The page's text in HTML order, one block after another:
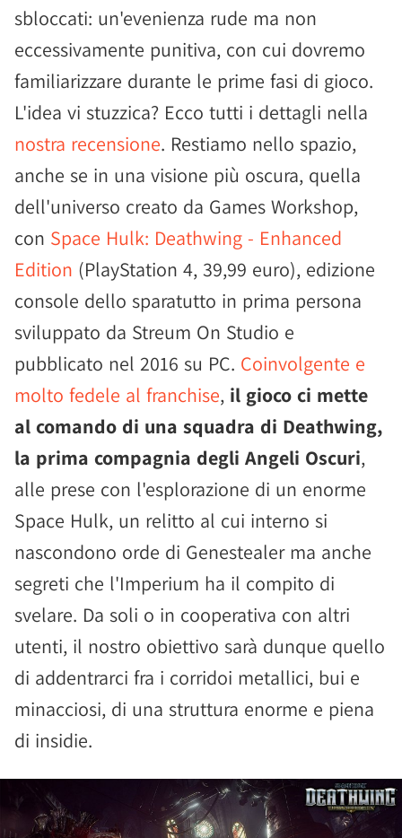
sbloccati: un'evenienza rude ma non
eccessivamente punitiva, con cui dovremo
familiarizzare durante le prime fasi di gioco.
L'idea vi stuzzica? Ecco tutti i dettagli nella
nostra recensione. Restiamo nello spazio,
anche se in una visione più oscura, quella
dell'universo creato da Games Workshop,
con Space Hulk: Deathwing - Enhanced
Edition (PlayStation 4, 39,99 euro), edizione
console dello sparatutto in prima persona
sviluppato da Streum On Studio e
pubblicato nel 2016 su PC. Coinvolgente e
molto fedele al franchise, il gioco ci mette
al comando di una squadra di Deathwing,
la prima compagnia degli Angeli Oscuri,
alle prese con l'esplorazione di un enorme
Space Hulk, un relitto al cui interno si
nascondono orde di Genestealer ma anche
segreti che l'Imperium ha il compito di
svelare. Da soli o in cooperativa con altri
utenti, il nostro obiettivo sarà dunque quello
di addentrarci fra i corridoi metallici, bui e
minacciosi, di una struttura enorme e piena
di insidie.